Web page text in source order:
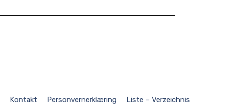
Kontakt Personvernerklæring Liste – Verzeichnis